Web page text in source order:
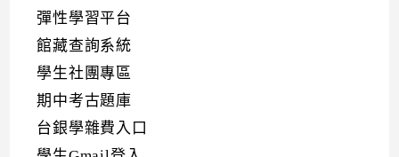
彈性學習平台
館藏查詢系統
學生社團專區
期中考古題庫
台銀學雜費入口